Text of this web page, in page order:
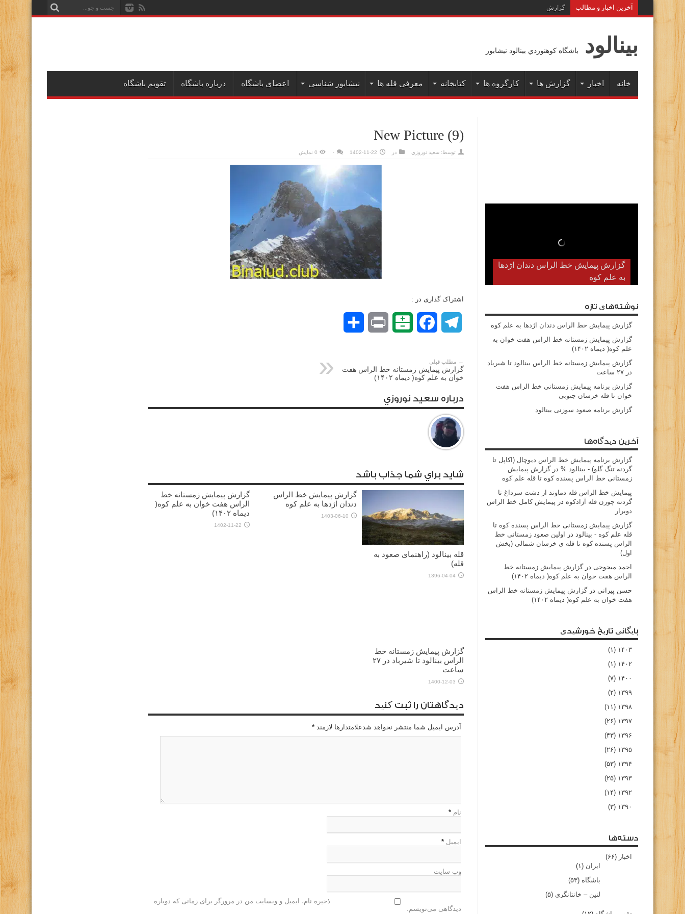
آخرين اخبار و مطالب گزارش پیمایش زمستانه خط ال
بينالود باشگاه كوهنوردي بينالود نيشابور
خانه اخبار گزارش ها کارگروه ها کتابخانه معرفی قله ها نیشابور شناسی اعضای باشگاه درباره باشگاه تقویم باشگاه
New Picture (9)
توسط: سعيد نوروزي در 1402-11-22 ۰ 0 نمایش
اشتراک گذاری در :
Telegram
Facebook
Balatarin
Print
← مطلب قبلی
گزارش پیمایش زمستانه خط الراس هفت
خوان به علم کوه( دیماه ۱۴۰۲)
درباره سعيد نوروزي
شايد براي شما جذاب باشد
قله بینالود (راهنمای صعود به
قله)
1396-04-04
گزارش پیمایش خط الراس
دندان اژدها به علم کوه
1403-06-10
گزارش پیمایش زمستانه خط
الراس هفت خوان به علم کوه(
دیماه ۱۴۰۲)
1402-11-22
گزارش پیمایش زمستانه خط
الراس بینالود تا شیرباد در ۲۷
ساعت
1400-12-03
دیدگاهتان را ثبت کنید
آدرس ایمیل شما منتشر نخواهد شدعلامتدارها لازمند *
نام *
ایمیل *
وب سایت
ذخیره نام، ایمیل و وبسایت من در مرورگر برای زمانی که دوباره
دیدگاهی می‌نویسم.
گزارش پیمایش خط الراس دندان اژدها
به علم کوه
نوشته‌های تازه
گزارش پیمایش خط الراس دندان اژدها به علم کوه
گزارش پیمایش زمستانه خط الراس هفت خوان به
علم کوه( دیماه ۱۴۰۲)
گزارش پیمایش زمستانه خط الراس بینالود تا شیرباد
در ۲۷ ساعت
گزارش برنامه پیمایش زمستانی خط الراس هفت
خوان تا قله خرسان جنوبی
گزارش برنامه صعود سوزنی بینالود
آخرین دیدگاه‌ها
گزارش برنامه پيمايش خط الراس ديوچال (اكاپل تا
گردنه تنگ گلو) - بينالود % درگزارش پیمایش
زمستانی خط الراس پسنده کوه تا قله علم کوه
پيمايش خط الراس قله دماوند از دشت سرداغ تا
گردنه چورن قله آزادكوه در پیمایش کامل خط الراس
دوبرار
گزارش پیمایش زمستانی خط الراس پسنده کوه تا
قله علم کوه - بينالود در
اولین صعود زمستانی خط
الراس پسنده کوه تا قله ی خرسان شمالی (بخش
اول)
احمد میجوجی درگزارش پیمایش زمستانه خط
الراس هفت خوان به علم کوه( دیماه ۱۴۰۲)
حسن پیرانی درگزارش پیمایش زمستانه خط الراس
هفت خوان به علم کوه( دیماه ۱۴۰۲)
بایگانی تاریخ خورشیدی
۱۴۰۳ (۱)
۱۴۰۲ (۱)
۱۴۰۰ (۷)
۱۳۹۹ (۲)
۱۳۹۸ (۱۱)
۱۳۹۷ (۲۶)
۱۳۹۶ (۴۳)
۱۳۹۵ (۲۶)
۱۳۹۴ (۵۳)
۱۳۹۳ (۲۵)
۱۳۹۲ (۱۴)
۱۳۹۰ (۳)
دسته‌ها
اخبار (۶۶)
ایران (۱)
باشگاه (۵۳)
لنین – خانتانگری (۵)